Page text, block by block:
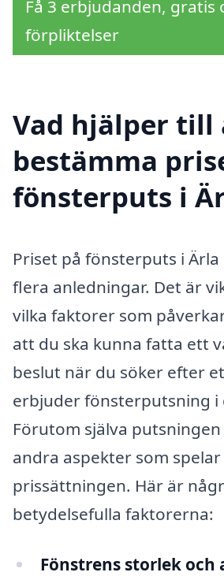
Få 3 erbjudanden, gratis
förpliktelser
Vad hjälper till
bestämma
fönsterputs i
Priset på fönsterputs i
flera anledningar. Det är
vilka faktorer som
att du ska kunna fatta ett
beslut när du söker efter
erbjuder fönsterputsning i
Förutom själva
andra aspekter som spelar
prissättningen. Här är
betydelsefulla faktorerna:
Fönstrens storlek och